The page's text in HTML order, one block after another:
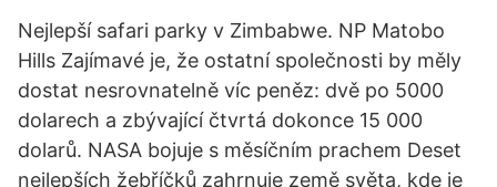
Nejlepší safari parky v Zimbabwe. NP Matobo
Hills Zajímavé je, že ostatní společnosti by měly
dostat nesrovnatelně víc peněz: dvě po 5000
dolarech a zbývající čtvrtá dokonce 15 000
dolarů. NASA bojuje s měsíčním prachem Deset
nejlepších žebříčků zahrnuje země světa, kde je